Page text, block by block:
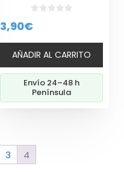
d
3,90€
AÑADIR AL CARRITO
Envío 24–48 h
Península
3 4